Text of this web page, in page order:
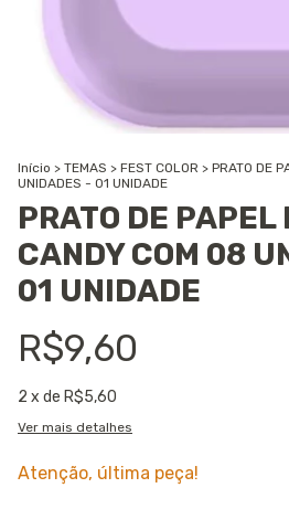
Início > TEMAS > FEST COLOR > PRATO DE
UNIDADES - 01 UNIDADE
PRATO DE PAPEL
CANDY COM 08
01 UNIDADE
R$9,60
2 x de R$5,60
Ver mais detalhes
Atenção, última peça!